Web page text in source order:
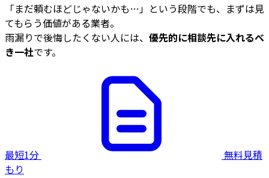
「まだ頼むほどじゃないかも…」という段階でも、まずは見
てもらう価値がある業者。
雨漏りで後悔したくない人には、 優先的に相談先に入れるべ
き一社です。
最短1分
無料見積
もり